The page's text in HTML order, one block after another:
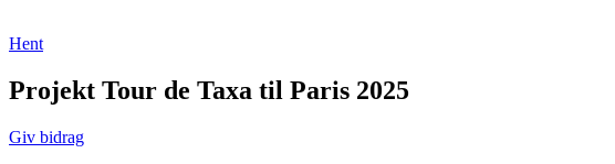
Hent
Projekt Tour de Taxa til Paris 2025
Giv bidrag